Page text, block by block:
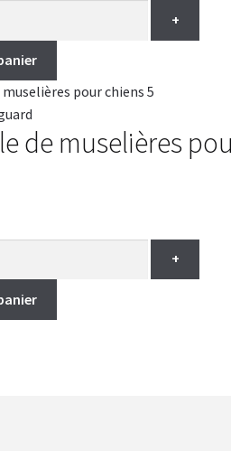
+
de muselières
+